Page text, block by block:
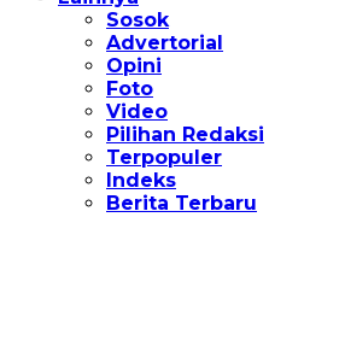
Sosok
Advertorial
Opini
Foto
Video
Pilihan Redaksi
Terpopuler
Indeks
Berita Terbaru